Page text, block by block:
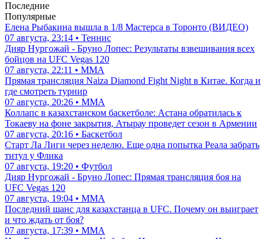
Последние
Популярные
Елена Рыбакина вышла в 1/8 Мастерса в Торонто (ВИДЕО)
07 августа, 23:14 • Теннис
Дияр Нургожай - Бруно Лопес: Результаты взвешивания всех
бойцов на UFC Vegas 120
07 августа, 22:11 • ММА
Прямая трансляция Naiza Diamond Fight Night в Китае. Когда и
где смотреть турнир
07 августа, 20:26 • ММА
Коллапс в казахстанском баскетболе: Астана обратилась к
Токаеву на фоне закрытия, Атырау проведет сезон в Армении
07 августа, 20:16 • Баскетбол
Старт Ла Лиги через неделю. Еще одна попытка Реала забрать
титул у Флика
07 августа, 19:20 • Футбол
Дияр Нургожай - Бруно Лопес: Прямая трансляция боя на
UFC Vegas 120
07 августа, 19:04 • ММА
Последний шанс для казахстанца в UFC. Почему он выиграет
и что ждать от боя?
07 августа, 17:39 • ММА